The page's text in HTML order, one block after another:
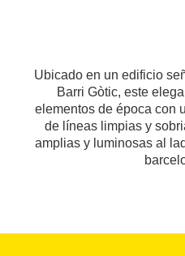
Ubicado en un edificio
Barri Gòtic, este
elementos de época con
de líneas limpias y
amplias y luminosas al